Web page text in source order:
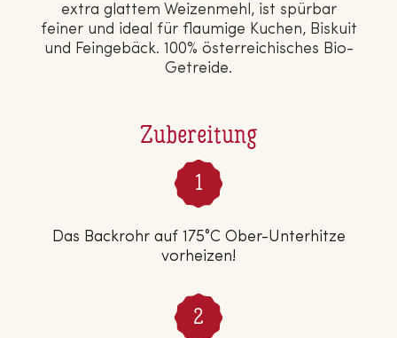
Zubereitung
Das Backrohr auf 175°C Ober-Unterhitze
vorheizen!
extra glattem Wei­zen­mehl, ist spürbar
feiner und ideal für flaumige Kuchen, Biskuit
und Fein­ge­bäck. 100% ös­ter­rei­chi­sches Bio-
Getreide.